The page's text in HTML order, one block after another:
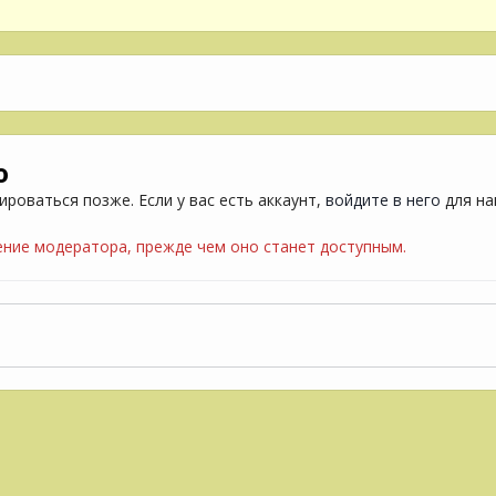
позже. Если у вас есть аккаунт, войдите в него для
модератора, прежде чем оно станет доступным.